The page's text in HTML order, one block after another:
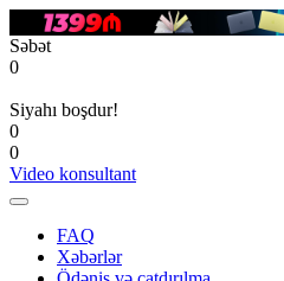
Səbət
0
Siyahı boşdur!
0
0
Video konsultant
FAQ
Xəbərlər